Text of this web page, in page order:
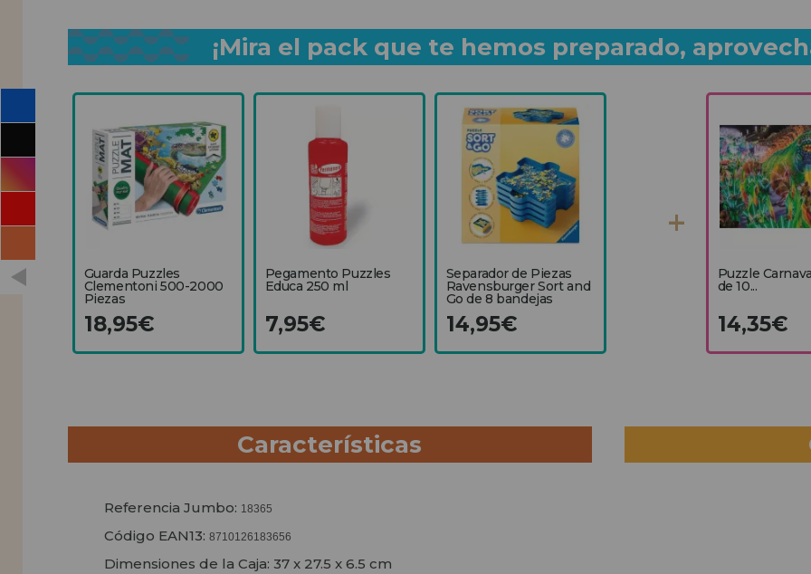
¡Mira el pack que te hemos preparado,
Guarda Puzzles
Clementoni 500-2000
Piezas
18,95€
Pegamento Puzzles
Educa 250 ml
7,95€
Separador de Piezas
Ravensburger Sort and
Go de 8 bandejas
14,95€
Puzzle
de 10...
14,35€
Características
Referencia Jumbo: 18365
Código EAN13: 8710126183656
Dimensiones de la Caja: 37 x 27.5 x 6.5 cm